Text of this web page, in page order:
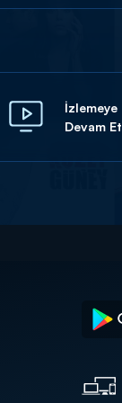
İzlemeye
Devam Et